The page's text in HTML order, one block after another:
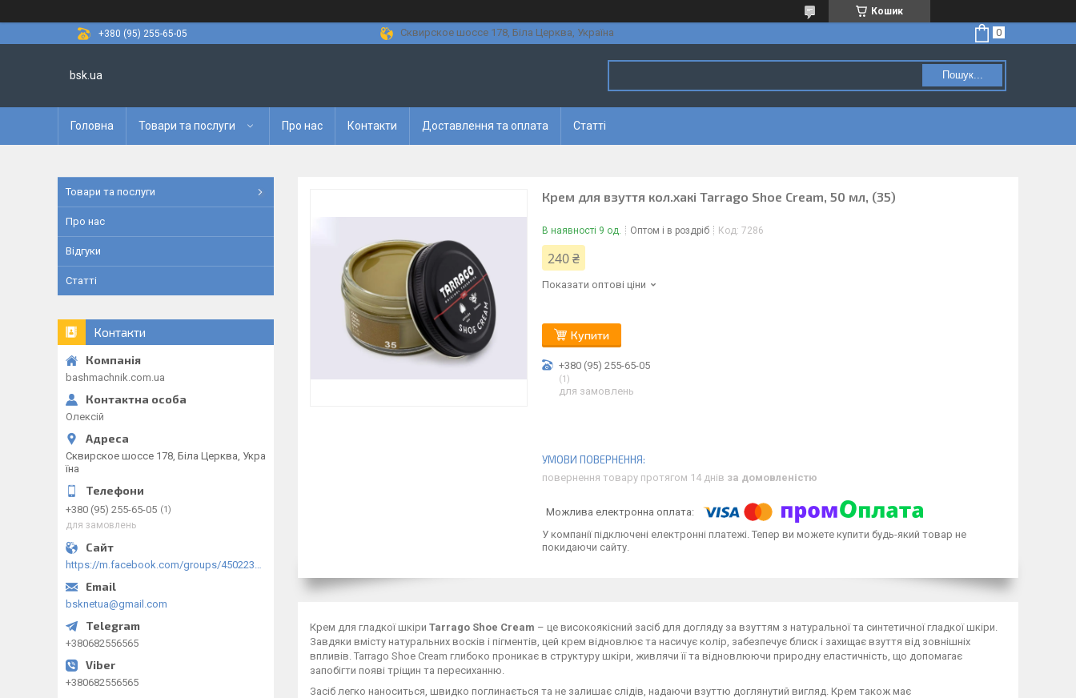
Кошик
+380 (95) 255-65-05
Сквирское шоссе 178, Біла Церква, Україна
bsk.ua Пошук...
Головна Товари та послуги Про нас Контакти Доставлення та оплата Статті
Крем для взуття кол.хакі Tarrago Shoe Cream, 50 мл, (35)
В наявності 9 од. Оптом і в роздріб Код: 7286
240 ₴
Показати оптові ціни
Купити
+380 (95) 255-65-05
1
для замовлень
повернення товару протягом 14 днів за домовленістю
У компанії підключені електронні платежі. Тепер ви можете купити будь-який товар не
покидаючи сайту.
Крем для гладкої шкіри Tarrago Shoe Cream – це високоякісний засіб для догляду за взуттям з натуральної та синтетичної гладкої шкіри.
Завдяки вмісту натуральних восків і пігментів, цей крем відновлює та насичує колір, забезпечує блиск і захищає взуття від зовнішніх
впливів. Tarrago Shoe Cream глибоко проникає в структуру шкіри, живлячи її та відновлюючи природну еластичність, що допомагає
запобігти появі тріщин та пересиханню.
Засіб легко наноситься, швидко поглинається та не залишає слідів, надаючи взуттю доглянутий вигляд. Крем також має
Товари та послуги
Про нас
Відгуки
Статті
Контакти
bashmachnik.com.ua
Олексій
Сквирское шоссе 178, Біла Церква, Укра
їна
+380 (95) 255-65-05 1
для замовлень
https://m.facebook.com/groups/450223289123148/?ref=group_browse
bsknetua@gmail.com
+380682556565
+380682556565